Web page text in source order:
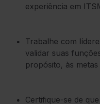
experiência em
Trabalhe com
validar suas
propósito, às
Certifique-se de